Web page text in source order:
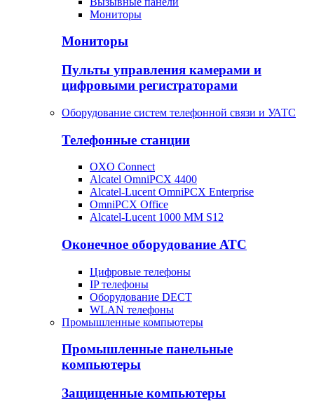
Мониторы
Мониторы
Пульты управления камерами и
цифровыми регистраторами
Оборудование систем телефонной связи и УАТС
Телефонные станции
OXO Connect
Alcatel OmniPCX 4400
Alcatel-Lucent OmniPCX Enterprise
OmniPCX Office
Alcatel-Lucent 1000 MM S12
Оконечное оборудование АТС
Цифровые телефоны
IP телефоны
Оборудование DECT
WLAN телефоны
Промышленные компьютеры
Промышленные панельные
компьютеры
Защищенные компьютеры